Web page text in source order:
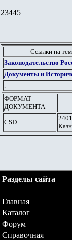
23445
Ссылки на
Законодательство
Документы и
.
ФОРМАТ
ДОКУМЕНТА
CSD
Разделы сайта
Главная
Каталог
Форум
Справочная